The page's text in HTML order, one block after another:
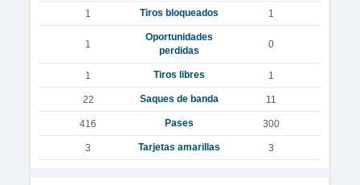
1 Tiros bloqueados 1
1
Oportunidades
perdidas
0
1 Tiros libres 1
22 Saques de banda 11
416 Pases 300
3 Tarjetas amarillas 3